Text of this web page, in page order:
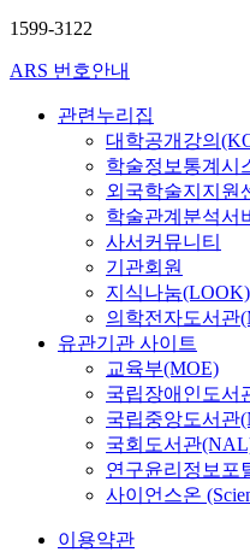
1599-3122
ARS 번호안내
관련누리집
대학공개강의
학술정보통계시
외국학술지지원
학술관계분석서
사서커뮤니티
기관회원
지식나눔(LOOK)
의학전자도서관
유관기관 사이트
교육부(MOE)
국립장애인도서
국립중앙도서관
국회도서관
연구윤리정보포
사이언스온
이용약관